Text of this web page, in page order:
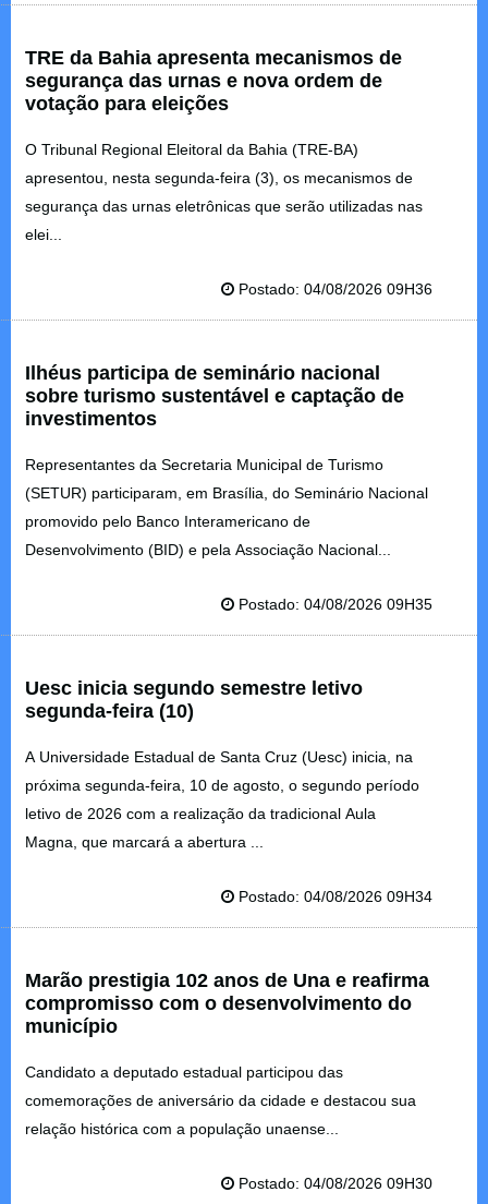
TRE da Bahia apresenta mecanismos de
segurança das urnas e nova ordem de
votação para eleições
O Tribunal Regional Eleitoral da Bahia (TRE-BA)
apresentou, nesta segunda-feira (3), os mecanismos de
segurança das urnas eletrônicas que serão utilizadas nas
elei...
Postado: 04/08/2026 09H36
Ilhéus participa de seminário nacional
sobre turismo sustentável e captação de
investimentos
Representantes da Secretaria Municipal de Turismo
(SETUR) participaram, em Brasília, do Seminário Nacional
promovido pelo Banco Interamericano de
Desenvolvimento (BID) e pela Associação Nacional...
Postado: 04/08/2026 09H35
Uesc inicia segundo semestre letivo
segunda-feira (10)
A Universidade Estadual de Santa Cruz (Uesc) inicia, na
próxima segunda-feira, 10 de agosto, o segundo período
letivo de 2026 com a realização da tradicional Aula
Magna, que marcará a abertura ...
Postado: 04/08/2026 09H34
Marão prestigia 102 anos de Una e reafirma
compromisso com o desenvolvimento do
município
Candidato a deputado estadual participou das
comemorações de aniversário da cidade e destacou sua
relação histórica com a população unaense...
Postado: 04/08/2026 09H30